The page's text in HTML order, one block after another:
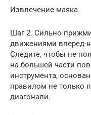
Извлечение маяка
Шаг 2. Сильно
движениями вперед-
Следите, чтобы не
на большей части
инструмента,
правилом не только
диагонали.